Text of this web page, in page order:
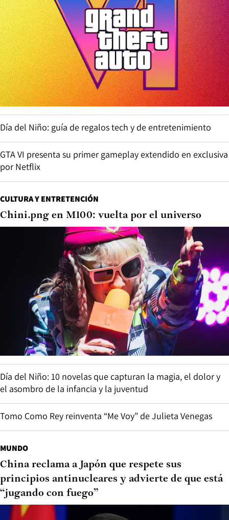
Día del Niño: guía de regalos tech y de entretenimiento
GTA VI presenta su primer gameplay extendido en exclusiva
por Netflix
CULTURA Y ENTRETENCIÓN
Chini.png en M100: vuelta por el universo
Día del Niño: 10 novelas que capturan la magia, el dolor y
el asombro de la infancia y la juventud
Tomo Como Rey reinventa “Me Voy” de Julieta Venegas
MUNDO
China reclama a Japón que respete sus
principios antinucleares y advierte de que está
“jugando con fuego”